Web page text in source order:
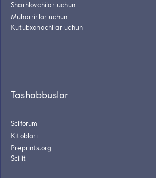
Sharhlovchilar uchun
Muharrirlar uchun
Kutubxonachilar uchun
Tashabbuslar
Sciforum
Kitoblari
Preprints.org
Scilit